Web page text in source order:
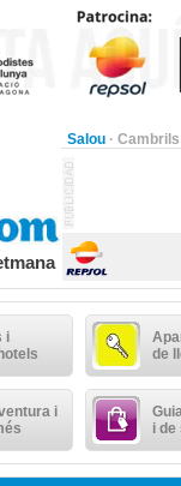
Salou · Cambrils
i
de
i
i de